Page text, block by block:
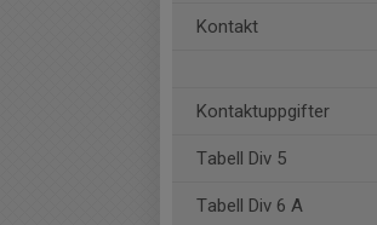
Kontakt
Kontaktuppgifter
Tabell Div 5
Tabell Div 6 A